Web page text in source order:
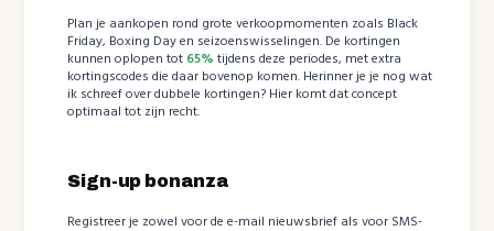
Plan je aankopen rond grote verkoopmomenten zoals Black
Friday, Boxing Day en seizoenswisselingen. De kortingen
kunnen oplopen tot 65% tijdens deze periodes, met extra
kortingscodes die daar bovenop komen. Herinner je je nog wat
ik schreef over dubbele kortingen? Hier komt dat concept
optimaal tot zijn recht.
Sign-up bonanza
Registreer je zowel voor de e-mail nieuwsbrief als voor SMS-